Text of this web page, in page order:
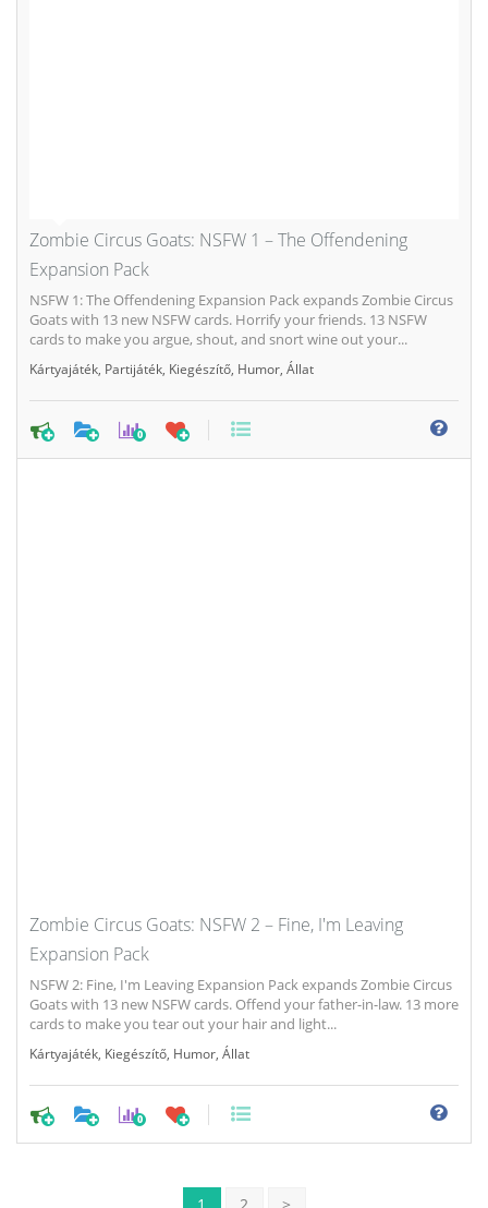
Zombie Circus Goats: NSFW 1 – The Offendening
Expansion Pack
NSFW 1: The Offendening Expansion Pack expands Zombie Circus
Goats with 13 new NSFW cards. Horrify your friends. 13 NSFW
cards to make you argue, shout, and snort wine out your...
Kártyajáték, Partijáték, Kiegészítő, Humor, Állat
0
Zombie Circus Goats: NSFW 2 – Fine, I'm Leaving
Expansion Pack
NSFW 2: Fine, I'm Leaving Expansion Pack expands Zombie Circus
Goats with 13 new NSFW cards. Offend your father-in-law. 13 more
cards to make you tear out your hair and light...
Kártyajáték, Kiegészítő, Humor, Állat
0